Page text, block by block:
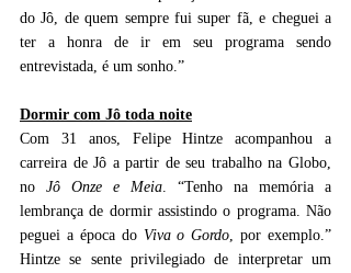
do Jô, de quem sempre fui super fã, e cheguei a
ter a honra de ir em seu programa sendo
entrevistada, é um sonho.”
Dormir com Jô toda noite
Com 31 anos, Felipe Hintze acompanhou a
carreira de Jô a partir de seu trabalho na Globo,
no Jô Onze e Meia . “Tenho na memória a
lembrança de dormir assistindo o programa. Não
peguei a época do Viva o Gordo , por exemplo.”
Hintze se sente privilegiado de interpretar um